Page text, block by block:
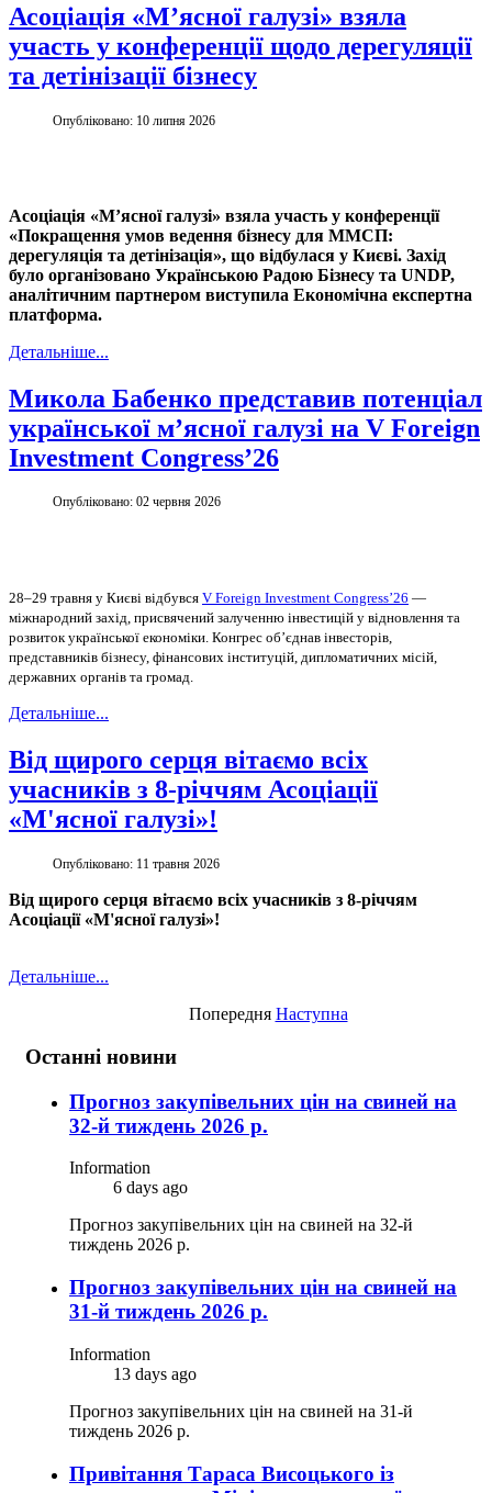
Асоціація «М’ясної галузі» взяла
участь у конференції щодо дерегуляції
та детінізації бізнесу
Опубліковано: 10 липня 2026
Асоціація «М’ясної галузі» взяла участь у конференції
«Покращення умов ведення бізнесу для ММСП:
дерегуляція та детінізація», що відбулася у Києві. Захід
було організовано Українською Радою Бізнесу та UNDP,
аналітичним партнером виступила Економічна експертна
платформа.
Детальніше...
Микола Бабенко представив потенціал
української м’ясної галузі на V Foreign
Investment Congressʼ26
Опубліковано: 02 червня 2026
28–29 травня у Києві відбувся V Foreign Investment Congressʼ26 —
міжнародний захід, присвячений залученню інвестицій у відновлення та
розвиток української економіки. Конгрес об’єднав інвесторів,
представників бізнесу, фінансових інституцій, дипломатичних місій,
державних органів та громад.
Детальніше...
Від щирого серця вітаємо всіх
учасників з 8-річчям Асоціації
«М'ясної галузі»!
Опубліковано: 11 травня 2026
Від щирого серця вітаємо всіх учасників з 8-річчям
Асоціації «М'ясної галузі»!
Детальніше...
Попередня Наступна
Останні новини
Прогноз закупівельних цін на свиней на
32-й тиждень 2026 р.
Information
6 days ago
Прогноз закупівельних цін на свиней на 32-й
тиждень 2026 р.
Прогноз закупівельних цін на свиней на
31-й тиждень 2026 р.
Information
13 days ago
Прогноз закупівельних цін на свиней на 31-й
тиждень 2026 р.
Привітання Тараса Висоцького із